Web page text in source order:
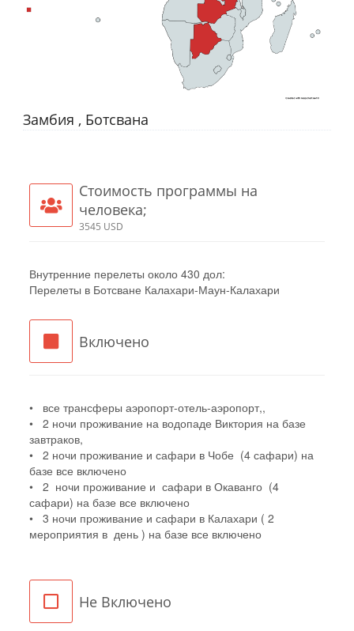
Замбия , Ботсвана
​Стоимость программы на
человека;
3545 USD
Внутренние перелеты около 430 дол:
Перелеты в Ботсване Калахари-Маун-Калахари
Включено
• все трансферы аэропорт-отель-аэропорт,,
• 2 ночи проживание на водопаде Виктория на базе
завтраков,
• 2 ночи проживание и сафари в Чобе (4 сафари) на
базе все включено
• 2 ночи проживание и сафари в Окаванго (4
сафари) на базе все включено
• 3 ночи проживание и сафари в Калахари ( 2
мероприятия в день ) на базе все включено
Не Включено